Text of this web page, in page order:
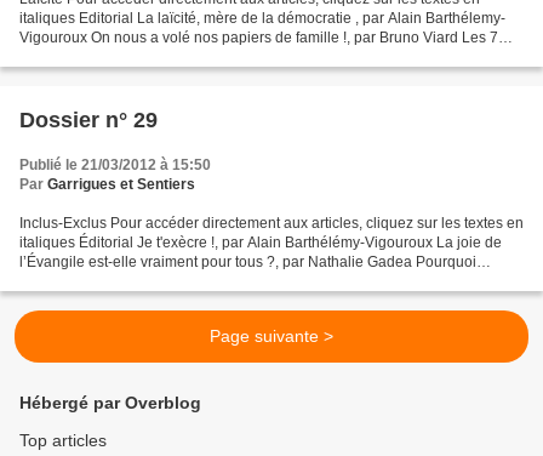
italiques Editorial La laïcité, mère de la démocratie , par Alain Barthélemy-
Vigouroux On nous a volé nos papiers de famille !, par Bruno Viard Les 7
Dossier n° 29
Publié le 21/03/2012 à 15:50
Par Garrigues et Sentiers
Inclus-Exclus Pour accéder directement aux articles, cliquez sur les textes en
italiques Éditorial Je t'exècre !, par Alain Barthélémy-Vigouroux La joie de
l’Évangile est-elle vraiment pour tous ?, par Nathalie Gadea Pourquoi
Page suivante >
Hébergé par Overblog
Top articles